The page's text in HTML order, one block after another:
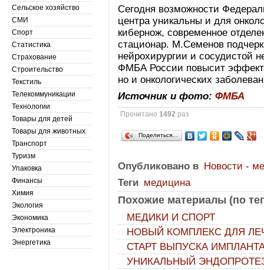
Сегодня возможности
центра уникальны и для
кибернож, современное
стационар. М.Семенов
нейрохирургии и
ФМБА России повысит
но и онкологических
Источник и фото:ФМБА
Прочитано1492 раз
Поделиться…
Опубликовано в Новости -
Теги медицина
Похожие материалы (по
МЕДИКИ И СПОРТ
НОВЫЙ КОМПЛЕКС ДЛЯ
СТАРТ ВЫПУСКА
УНИКАЛЬНЫЙ
Сельское хозяйство
СМИ
Спорт
Статистика
Страхование
Строительство
Текстиль
Телекоммуникации
Технологии
Товары для детей
Товары для животных
Транспорт
Туризм
Упаковка
Финансы
Химия
Экология
Экономика
Электроника
Энергетика